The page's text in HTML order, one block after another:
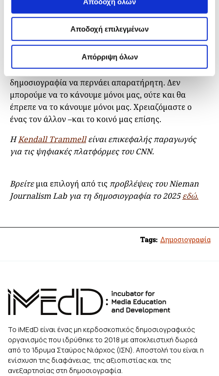
Αποδοχή επιλεγμένων
Απόρριψη όλων
επιχειρηματικούς μας συνεργάτες. Στο κάτω κάτω
της γραφής, όλοι θέλουμε το ίδιο πράγμα, σωστά; Ένα
κοινό που αντιλαμβάνεται την αξία και τη σημασία
της δουλειάς που κάνουμε.
Δεν έχουμε την πολυτέλεια να αφήνουμε την καλή
δημοσιογραφία να περνάει απαρατήρητη. Δεν
μπορούμε να το κάνουμε μόνοι μας, ούτε και θα
έπρεπε να το κάνουμε μόνοι μας. Χρειαζόμαστε ο
ένας τον άλλον –και το κοινό μας επίσης.
ΗKendall Trammellείναι επικεφαλής παραγωγός
για τις ψηφιακές πλατφόρμες του CNN.
Βρείτεμια επιλογή από τιςπροβλέψεις του Nieman
Journalism Lab για τη δημοσιογραφία το 2025εδώ.
Tags: Δημοσιογραφία
Το iMEdD είναι ένας μη κερδοσκοπικός δημοσιογραφικός
οργανισμός που ιδρύθηκε το 2018 με αποκλειστική δωρεά
από το Ίδρυμα Σταύρος Νιάρχος (ΙΣΝ). Αποστολή του είναι η
ενίσχυση της διαφάνειας, της αξιοπιστίας και της
ανεξαρτησίας στη δημοσιογραφία.